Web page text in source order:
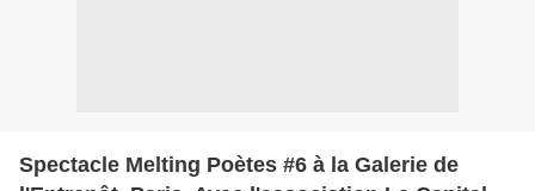
Spectacle Melting Poètes #6 à la Galerie de